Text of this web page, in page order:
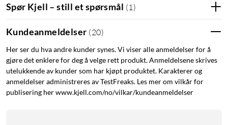
Spør Kjell – still et spørsmål (1 )
Kundeanmeldelser (20)
Her ser du hva andre kunder synes. Vi viser alle anmeldelser for å
gjøre det enklere for deg å velge rett produkt. Anmeldelsene skrives
utelukkende av kunder som har kjøpt produktet. Karakterer og
anmeldelser administreres av TestFreaks. Les mer om vilkår for
publisering her www.kjell.com/no/vilkar/kundeanmeldelser